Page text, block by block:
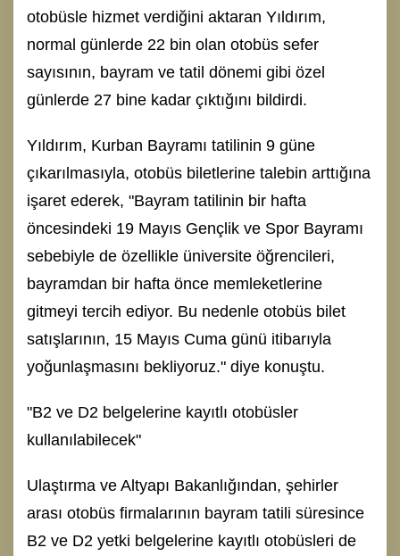
otobüsle hizmet verdiğini aktaran Yıldırım,
normal günlerde 22 bin olan otobüs sefer
sayısının, bayram ve tatil dönemi gibi özel
günlerde 27 bine kadar çıktığını bildirdi.
Yıldırım, Kurban Bayramı tatilinin 9 güne
çıkarılmasıyla, otobüs biletlerine talebin arttığına
işaret ederek, "Bayram tatilinin bir hafta
öncesindeki 19 Mayıs Gençlik ve Spor Bayramı
sebebiyle de özellikle üniversite öğrencileri,
bayramdan bir hafta önce memleketlerine
gitmeyi tercih ediyor. Bu nedenle otobüs bilet
satışlarının, 15 Mayıs Cuma günü itibarıyla
yoğunlaşmasını bekliyoruz." diye konuştu.
"B2 ve D2 belgelerine kayıtlı otobüsler
kullanılabilecek"
Ulaştırma ve Altyapı Bakanlığından, şehirler
arası otobüs firmalarının bayram tatili süresince
B2 ve D2 yetki belgelerine kayıtlı otobüsleri de